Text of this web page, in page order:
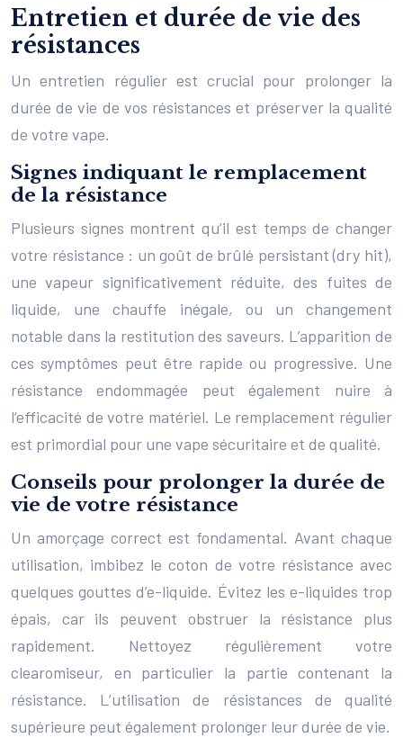
Entretien et durée de vie des
résistances
Un entretien régulier est crucial pour prolonger la
durée de vie de vos résistances et préserver la qualité
de votre vape.
Signes indiquant le remplacement
de la résistance
Plusieurs signes montrent qu’il est temps de changer
votre résistance : un goût de brûlé persistant (dry hit),
une vapeur significativement réduite, des fuites de
liquide, une chauffe inégale, ou un changement
notable dans la restitution des saveurs. L’apparition de
ces symptômes peut être rapide ou progressive. Une
résistance endommagée peut également nuire à
l’efficacité de votre matériel. Le remplacement régulier
est primordial pour une vape sécuritaire et de qualité.
Conseils pour prolonger la durée de
vie de votre résistance
Un amorçage correct est fondamental. Avant chaque
utilisation, imbibez le coton de votre résistance avec
quelques gouttes d’e-liquide. Évitez les e-liquides trop
épais, car ils peuvent obstruer la résistance plus
rapidement. Nettoyez régulièrement votre
clearomiseur, en particulier la partie contenant la
résistance. L’utilisation de résistances de qualité
supérieure peut également prolonger leur durée de vie.